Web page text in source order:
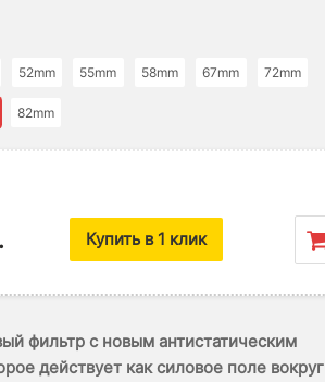
52mm 55mm 58mm 67mm 72mm
82mm
Купить в 1 клик
фильтр с новым антистатическим
действует как силовое поле вокруг